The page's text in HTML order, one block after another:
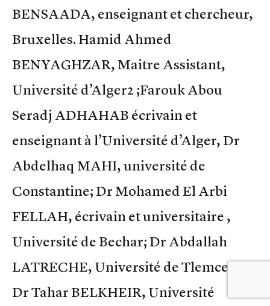
BENSAADA, enseignant et chercheur,
Bruxelles. Hamid Ahmed
BENYAGHZAR, Maitre Assistant,
Université d’Alger2 ;Farouk Abou
Seradj ADHAHAB écrivain et
enseignant à l’Université d’Alger, Dr
Abdelhaq MAHI, université de
Constantine; Dr Mohamed El Arbi
FELLAH, écrivain et universitaire ,
Université de Bechar; Dr Abdallah
LATRECHE, Université de Tlemcen;
Dr Tahar BELKHEIR, Université